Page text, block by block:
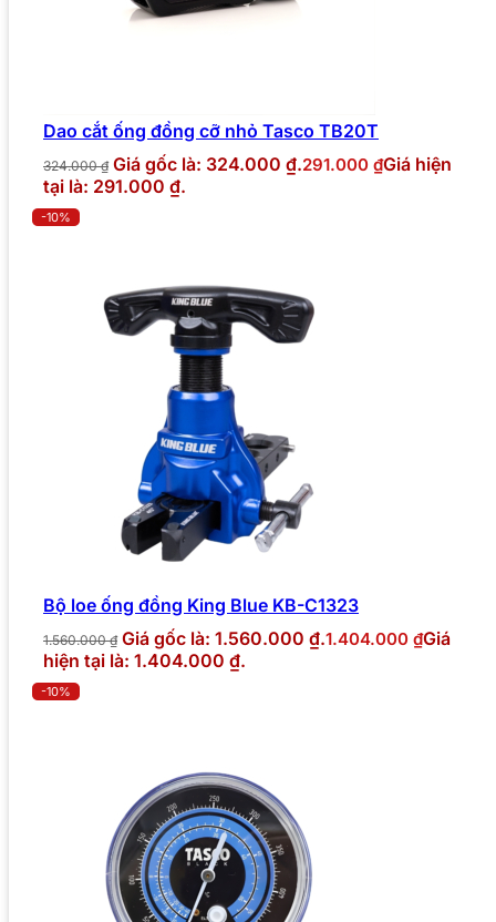
Dao cắt ống đồng cỡ nhỏ Tasco TB20T
324.000₫ Giá gốc là: 324.000 ₫.291.000 ₫Giá hiện
tại là: 291.000 ₫.
-10%
Bộ loe ống đồng King Blue KB-C1323
1.560.000₫ Giá gốc là: 1.560.000 ₫.1.404.000 ₫Giá
hiện tại là: 1.404.000 ₫.
-10%